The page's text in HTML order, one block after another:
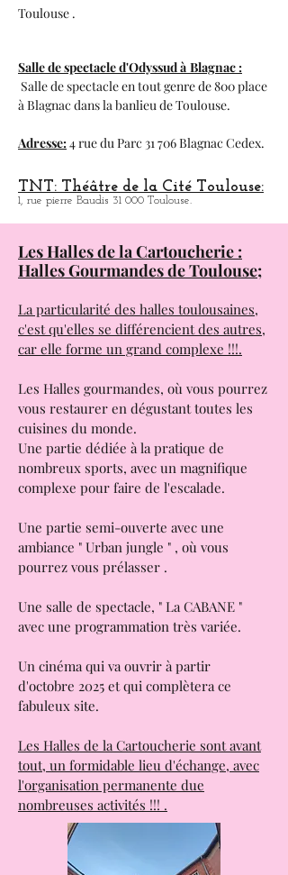
guinguette que je vois recommande.
Toulouse .
Salle de spectacle d'Odyssud à Blagnac :
àBlagnac dans la banlieu de Toulouse.
Adresse:4 rue du Parc 31 706 Blagnac Cedex.
1, rue pierre Baudis 31 000 Toulouse.
Halles Gourmandes de Toulouse;
La particularité des halles toulousaines,
car elle forme un grand complexe !!!.
Les Halles gourmandes, où vous pourrez
vous restaurer en dégustant toutes les
cuisines du monde.
Une partie dédiée à la pratique de
complexe pour faire de l'escalade.
Une partie semi-ouverte avec une
pourrez vous prélasser .
avec une programmation très variée.
Un cinéma qui va ouvrir à partir
fabuleux site.
Les Halles de la Cartoucherie sont avant
tout, un formidable lieu d'échange, avec
l'organisation permanente due
nombreuses activités !!! .